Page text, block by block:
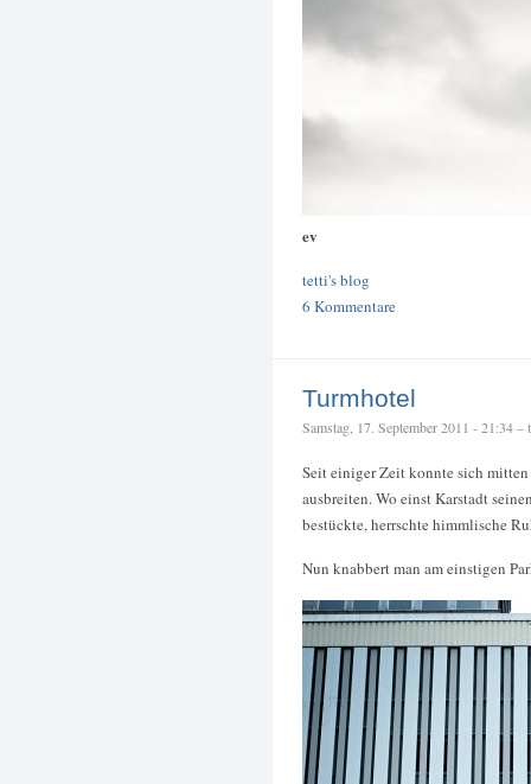
ev
tetti's blog
6 Kommentare
Turmhotel
Samstag, 17. September 2011 - 21:34 –
Seit einiger Zeit konnte sich
ausbreiten. Wo einst Karstadt
bestückte, herrschte himmlische
Nun knabbert man am einstigen